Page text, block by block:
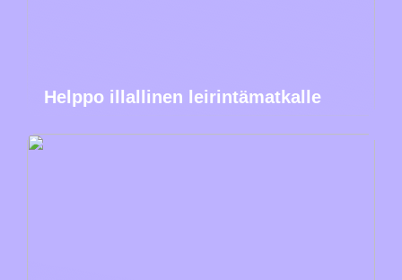
Helppo illallinen leirintämatkalle